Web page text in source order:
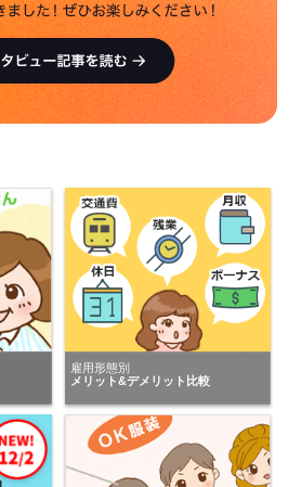
ューマン・パートナーズ
した。
ッフ株式会社
した。
ニケーションズ株式会社
した。
ーソネルサービス
した。
ューマン・パートナーズ
した。
Talent事業本部
した。
雇用形態別
メリット&デメリット比較